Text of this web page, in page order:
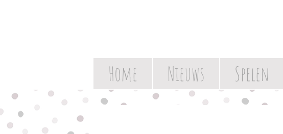
Home Nieuws Spelen